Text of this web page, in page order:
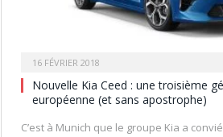
16 FÉVRIER 2018
Nouvelle Kia Ceed : une troisième
européenne (et sans apostrophe)
C’est à Munich que le groupe Kia a